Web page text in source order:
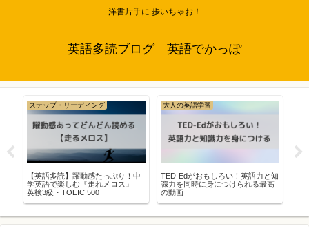
洋書片手に 歩いちゃお！
英語多読ブログ 英語でかっぽ
ステップ・リーディング
【英語多読】躍動感たっぷり！中
学英語で楽しむ『走れメロス』｜
英検3級・TOEIC 500
大人の英語学習
TED-Edがおもしろい！英語力と知
識力を同時に身につけられる最高
の動画